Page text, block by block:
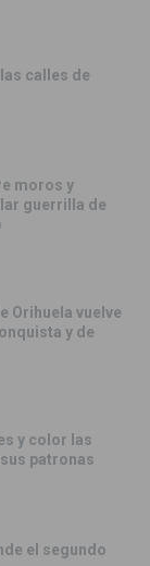
calles de
moros y
guerrilla de
Orihuela vuelve
y de
y color las
patronas
el segundo